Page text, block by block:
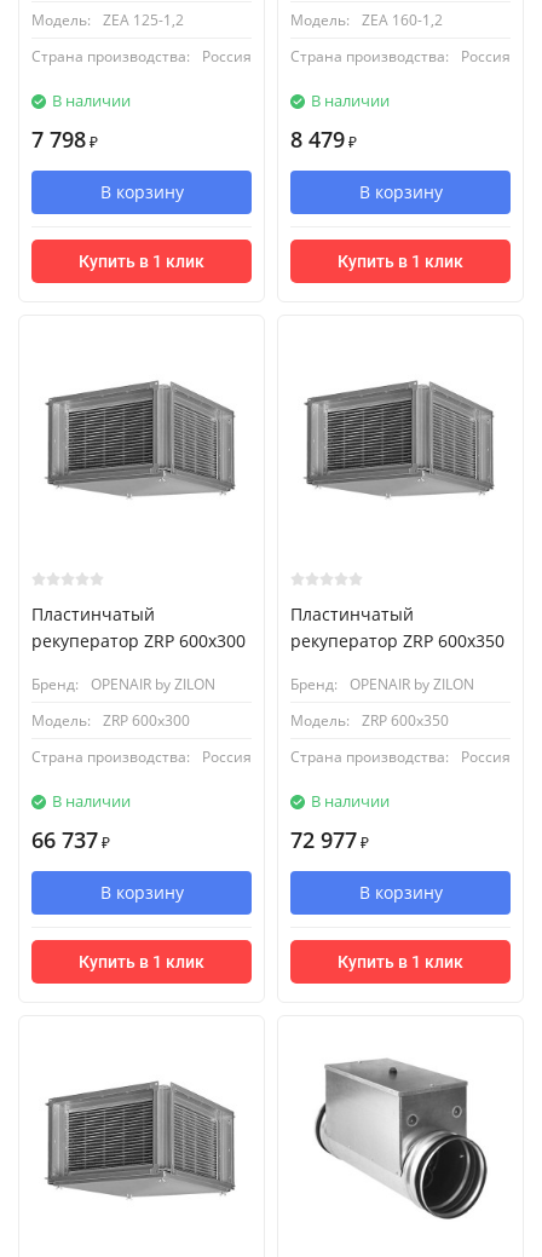
Модель:
ZEA 125-1,2
Страна производства:
Россия
В наличии
7 798 ₽
В корзину
Купить в 1 клик
Модель:
ZEA 160-1,2
Страна производства:
Россия
В наличии
8 479 ₽
В корзину
Купить в 1 клик
Пластинчатый
рекуператор ZRP 600x300
Бренд:
OPENAIR by ZILON
Модель:
ZRP 600x300
Страна производства:
Россия
В наличии
66 737 ₽
В корзину
Купить в 1 клик
Пластинчатый
рекуператор ZRP 600x350
Бренд:
OPENAIR by ZILON
Модель:
ZRP 600x350
Страна производства:
Россия
В наличии
72 977 ₽
В корзину
Купить в 1 клик